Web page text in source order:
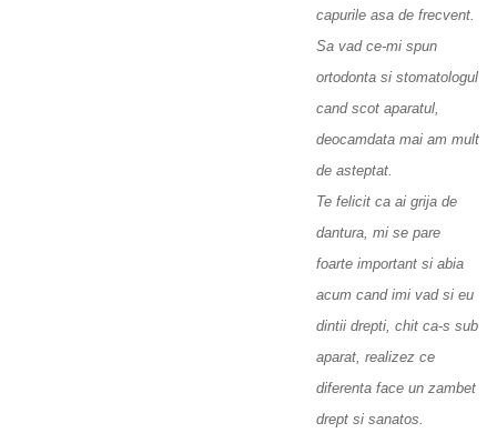
capurile asa de frecvent.
Sa vad ce-mi spun
ortodonta si stomatologul
cand scot aparatul,
deocamdata mai am mult
de asteptat.
Te felicit ca ai grija de
dantura, mi se pare
foarte important si abia
acum cand imi vad si eu
dintii drepti, chit ca-s sub
aparat, realizez ce
diferenta face un zambet
drept si sanatos.